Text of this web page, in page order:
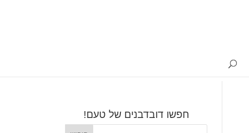
חפשו דובדבנים של טעם!